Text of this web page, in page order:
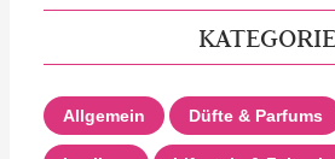
Allgemein Düfte & Parfums